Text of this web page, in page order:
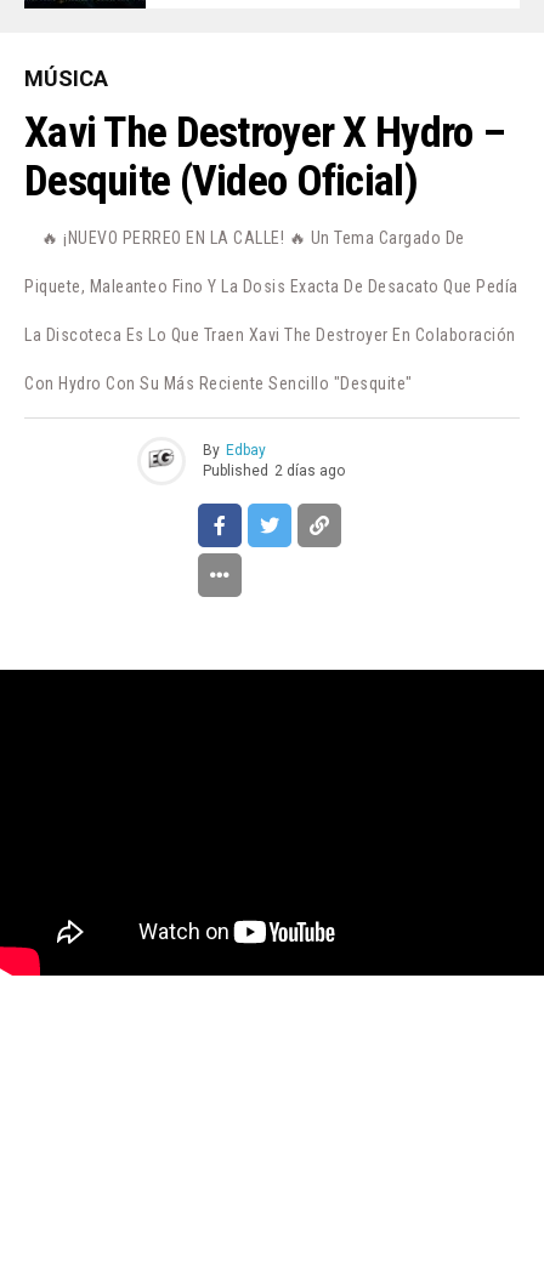
MÚSICA
Xavi The Destroyer X Hydro –
Desquite (Video Oficial)
🔥 ¡NUEVO PERREO EN LA CALLE! 🔥 Un Tema Cargado De
Piquete, Maleanteo Fino Y La Dosis Exacta De Desacato Que Pedía
La Discoteca Es Lo Que Traen Xavi The Destroyer En Colaboración
Con Hydro Con Su Más Reciente Sencillo "Desquite"
By Edbay
Published 2 días ago